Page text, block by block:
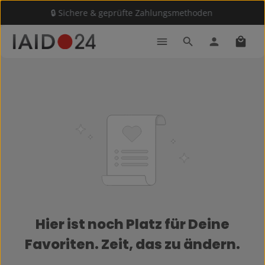
Zum Hauptinhalt springen
🔒 Sichere & geprüfte Zahlungsmethoden
Hier ist noch Platz für Deine
Favoriten. Zeit, das zu ändern.